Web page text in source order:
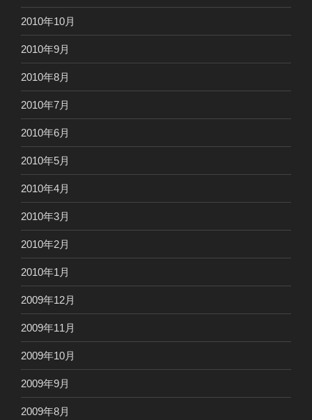
2010年10月
2010年9月
2010年8月
2010年7月
2010年6月
2010年5月
2010年4月
2010年3月
2010年2月
2010年1月
2009年12月
2009年11月
2009年10月
2009年9月
2009年8月